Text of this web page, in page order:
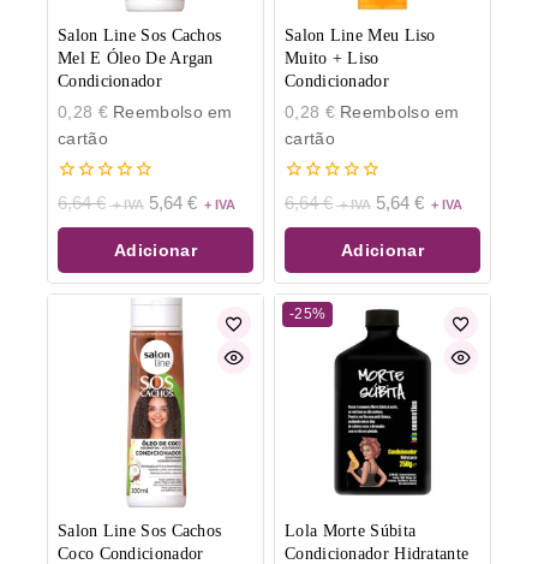
Salon Line Sos Cachos
Mel E Óleo De Argan
Condicionador
0,28 €Reembolso em
cartão
0
de
5
6,64€ 5,64 €
Adicionar
Salon Line Meu Liso
Muito + Liso
Condicionador
0,28 €Reembolso em
cartão
0
de
5
6,64€ 5,64 €
Adicionar
Salon Line Sos Cachos
Coco Condicionador
-25%
Lola Morte Súbita
Condicionador Hidratante